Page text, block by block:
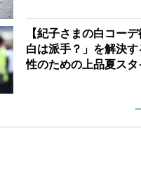
ながら自分らしくいら
【紀子さまの白コー
白は派手？」を解決
性のための上品夏ス